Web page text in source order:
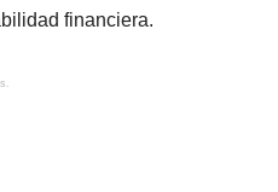
financiera.